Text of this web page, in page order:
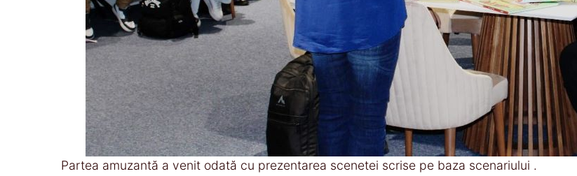
Partea amuzantă a venit odată cu prezentarea scenetei scrise pe baza scenariului .